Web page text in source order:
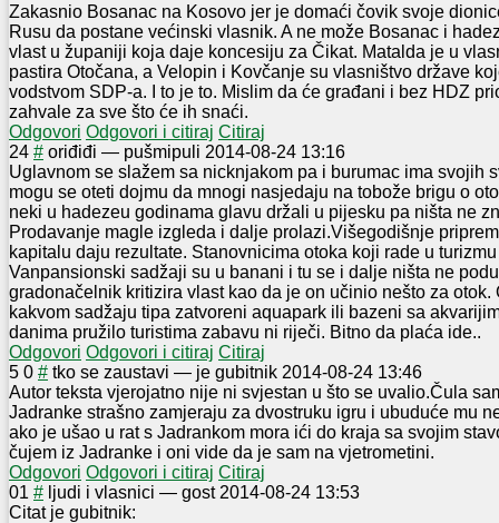
Zakasnio Bosanac na Kosovo jer je domaći čovik svoje
Rusu da postane većinski vlasnik. A ne može Bosanac i
vlast u županiji koja daje koncesiju za Čikat. Matalda je u
pastira Otočana, a Velopin i Kovčanje su vlasništvo države
vodstvom SDP-a. I to je to. Mislim da će građani i bez HDZ
zahvale za sve što će ih snaći.
Odgovori Odgovori i citiraj Citiraj
24 # oriđiđi — pušmipuli 2014-08-24 13:16
Uglavnom se slažem sa nicknjakom pa i burumac ima svojih
mogu se oteti dojmu da mnogi nasjedaju na tobože brigu o
neki u hadezeu godinama glavu držali u pijesku pa ništa ne
Prodavanje magle izgleda i dalje prolazi.Višegodišnje
kapitalu daju rezultate. Stanovnicima otoka koji rade u
Vanpansionski sadžaji su u banani i tu se i dalje ništa ne
gradonačelnik kritizira vlast kao da je on učinio nešto za otok.
kakvom sadžaju tipa zatvoreni aquapark ili bazeni sa
danima pružilo turistima zabavu ni riječi. Bitno da plaća ide..
Odgovori Odgovori i citiraj Citiraj
5 0 # tko se zaustavi — je gubitnik 2014-08-24 13:46
Autor teksta vjerojatno nije ni svjestan u što se uvalio.Čula
Jadranke strašno zamjeraju za dvostruku igru i ubuduće mu
ako je ušao u rat s Jadrankom mora ići do kraja sa svojim
čujem iz Jadranke i oni vide da je sam na vjetrometini.
Odgovori Odgovori i citiraj Citiraj
01 # ljudi i vlasnici — gost 2014-08-24 13:53
Citat je gubitnik: